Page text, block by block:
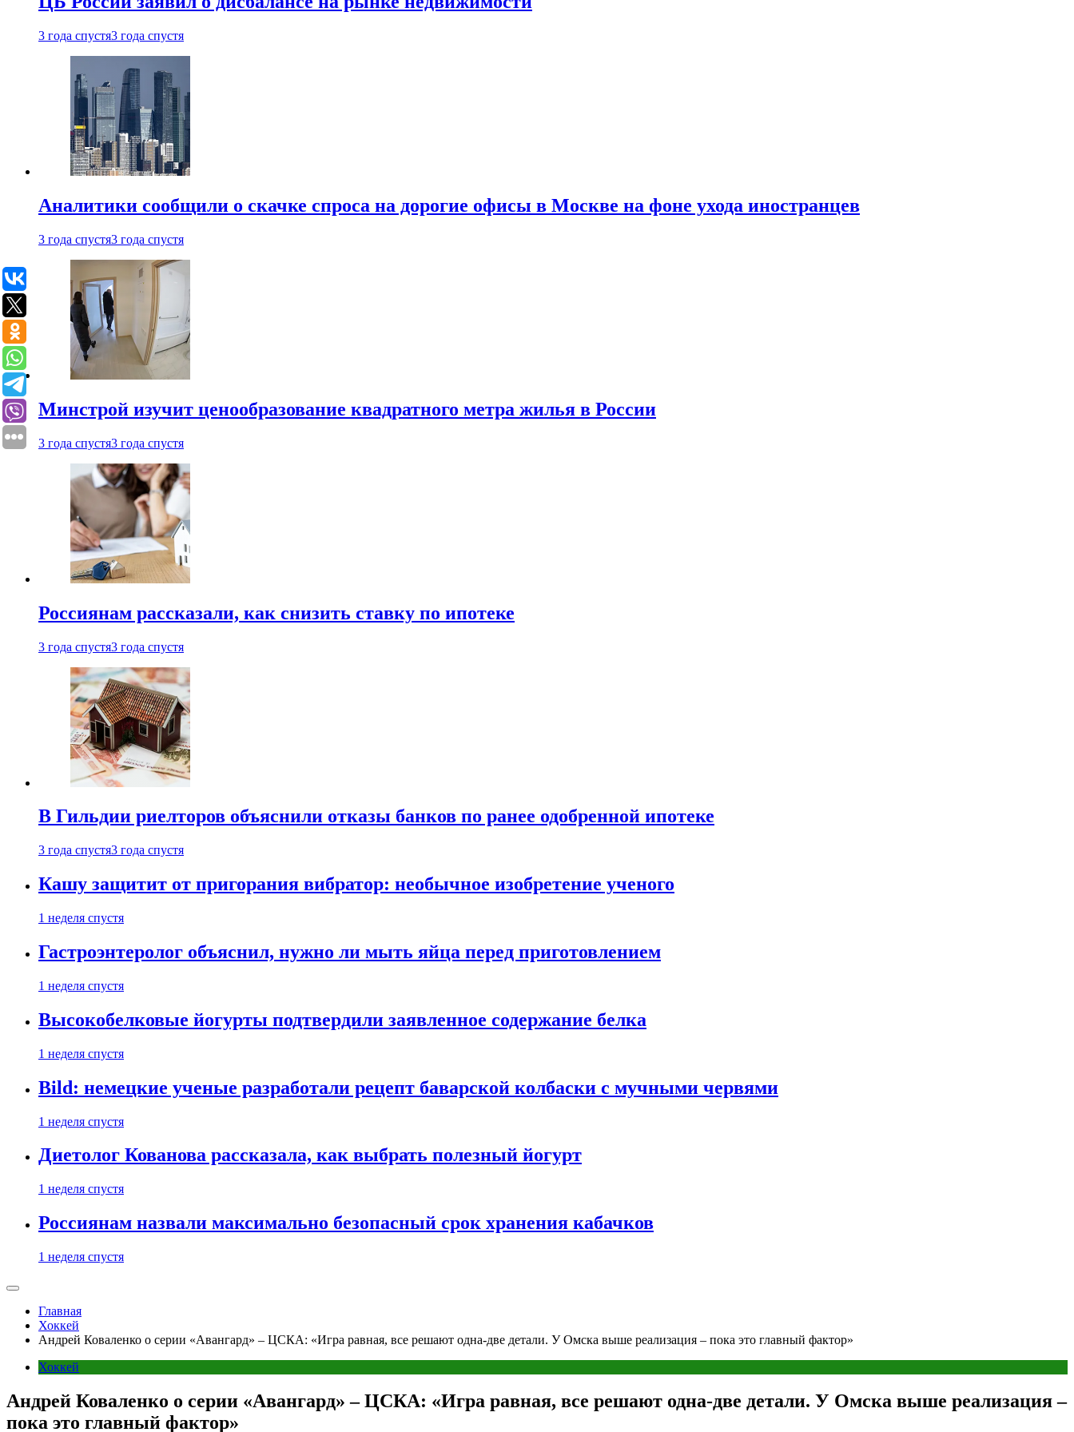
3 года спустя3 года спустя
Аналитики сообщили о скачке спроса на дорогие офисы в Москве на фоне ухода иностранцев
3 года спустя3 года спустя
Минстрой изучит ценообразование квадратного метра жилья в России
3 года спустя3 года спустя
Россиянам рассказали, как снизить ставку по ипотеке
3 года спустя3 года спустя
В Гильдии риелторов объяснили отказы банков по ранее одобренной ипотеке
3 года спустя3 года спустя
Кашу защитит от пригорания вибратор: необычное изобретение ученого
1 неделя спустя
Гастроэнтеролог объяснил, нужно ли мыть яйца перед приготовлением
1 неделя спустя
Высокобелковые йогурты подтвердили заявленное содержание белка
1 неделя спустя
Bild: немецкие ученые разработали рецепт баварской колбаски с мучными червями
1 неделя спустя
Диетолог Кованова рассказала, как выбрать полезный йогурт
1 неделя спустя
Россиянам назвали максимально безопасный срок хранения кабачков
1 неделя спустя
Главная
Хоккей
Андрей Коваленко о серии «Авангард» – ЦСКА: «Игра равная, все решают одна-две детали. У Омска выше реализация – пока это главный фактор»
Хоккей
Андрей Коваленко о серии «Авангард» – ЦСКА: «Игра равная, все решают одна-две детали. У Омска выше реализация –
пока это главный фактор»